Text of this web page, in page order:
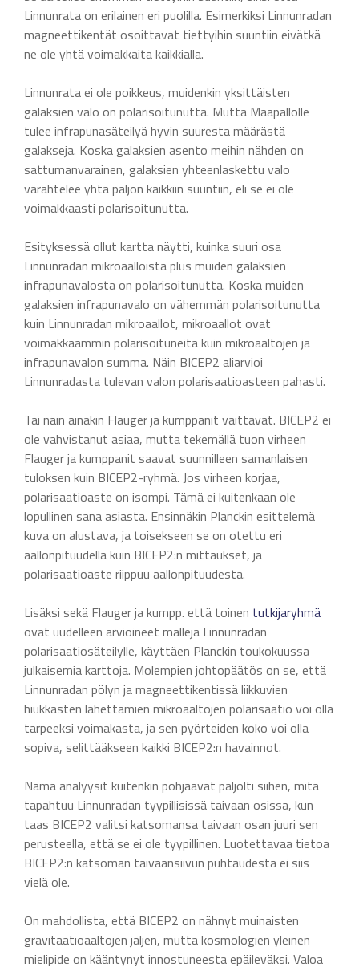
Linnunrata on erilainen eri puolilla. Esimerkiksi Linnunradan
magneettikentät osoittavat tiettyihin suuntiin eivätkä
ne ole yhtä voimakkaita kaikkialla.
Linnunrata ei ole poikkeus, muidenkin yksittäisten
galaksien valo on polarisoitunutta. Mutta Maapallolle
tulee infrapunasäteilyä hyvin suuresta määrästä
galakseja. Koska galaksien asento meihin nähden on
sattumanvarainen, galaksien yhteenlaskettu valo
värähtelee yhtä paljon kaikkiin suuntiin, eli se ei ole
voimakkaasti polarisoitunutta.
Esityksessä ollut kartta näytti, kuinka suuri osa
Linnunradan mikroaalloista plus muiden galaksien
infrapunavalosta on polarisoitunutta. Koska muiden
galaksien infrapunavalo on vähemmän polarisoitunutta
kuin Linnunradan mikroaallot, mikroaallot ovat
voimakkaammin polarisoituneita kuin mikroaaltojen ja
infrapunavalon summa. Näin BICEP2 aliarvioi
Linnunradasta tulevan valon polarisaatioasteen pahasti.
Tai näin ainakin Flauger ja kumppanit väittävät. BICEP2 ei
ole vahvistanut asiaa, mutta tekemällä tuon virheen
Flauger ja kumppanit saavat suunnilleen samanlaisen
tuloksen kuin BICEP2-ryhmä. Jos virheen korjaa,
polarisaatioaste on isompi. Tämä ei kuitenkaan ole
lopullinen sana asiasta. Ensinnäkin Planckin esittelemä
kuva on alustava, ja toisekseen se on otettu eri
aallonpituudella kuin BICEP2:n mittaukset, ja
polarisaatioaste riippuu aallonpituudesta.
Lisäksi sekä Flauger ja kumpp. että toinen tutkijaryhmä
ovat uudelleen arvioineet malleja Linnunradan
polarisaatiosäteilylle, käyttäen Planckin toukokuussa
julkaisemia karttoja. Molempien johtopäätös on se, että
Linnunradan pölyn ja magneettikentissä liikkuvien
hiukkasten lähettämien mikroaaltojen polarisaatio voi olla
tarpeeksi voimakasta, ja sen pyörteiden koko voi olla
sopiva, selittääkseen kaikki BICEP2:n havainnot.
Nämä analyysit kuitenkin pohjaavat paljolti siihen, mitä
tapahtuu Linnunradan tyypillisissä taivaan osissa, kun
taas BICEP2 valitsi katsomansa taivaan osan juuri sen
perusteella, että se ei ole tyypillinen. Luotettavaa tietoa
BICEP2:n katsoman taivaansiivun puhtaudesta ei siis
vielä ole.
On mahdollista, että BICEP2 on nähnyt muinaisten
gravitaatioaaltojen jäljen, mutta kosmologien yleinen
mielipide on kääntynyt innostuneesta epäileväksi. Valoa